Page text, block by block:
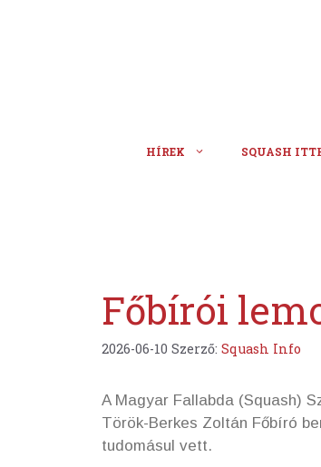
HÍREK SQUASH
Főbírói
2026-06-10 Szerző: Squash Info
A Magyar Fallabda (Squash)
Török-Berkes Zoltán Főbíró
tudomásul vett.